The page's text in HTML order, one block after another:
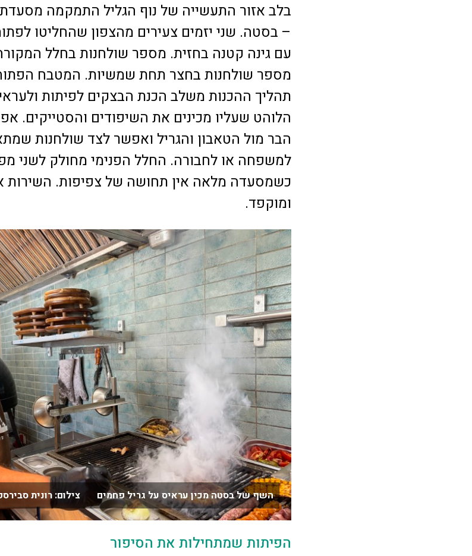
בלב אזור התעשייה של נוף הגליל התמקמה
– בסטה. שני יזמים צעירים מהצפון שהחליטו
עם גינה קטנה בחזית. מספר שולחנות בחלל
מספר שולחנות בחצר תחת שמשיות. המטבח
תהליך ההכנות משלב הכנת הבצקים לפיתות
הלוהט שעליו מכינים את השיפודים והסטייקים.
הבר מול הטאבון והגריל ואפשר לצד שולחנות
למשפחה או לחבורה. החלל הפנימי מחולק לשני
כשמסעדה מלאה אין תחושה של צפיפות. השירות
ומוקפד.
השף של בסטה מכין עראיס על גריל פחמים צילום: רונית
הפיתות שמתחילות את הסיפור